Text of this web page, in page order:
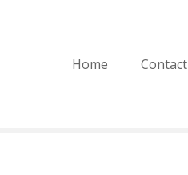
Home Contact